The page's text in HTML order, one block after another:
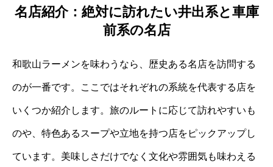
名店紹介：絶対に訪れたい井出系と車庫
前系の名店
和歌山ラーメンを味わうなら、歴史ある名店を訪問する
のが一番です。ここではそれぞれの系統を代表する店を
いくつか紹介します。旅のルートに応じて訪れやすいも
のや、特色あるスープや立地を持つ店をピックアップし
ています。美味しさだけでなく文化や雰囲気も味わえる